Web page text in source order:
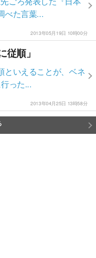
べた言葉...
2013年05月19日 10時00分
従順」
といえることが、ベネ
った...
2013年04月25日 13時58分